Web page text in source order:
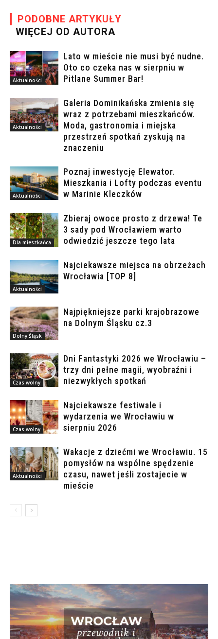
PODOBNE ARTYKUŁY
WIĘCEJ OD AUTORA
Aktualności
Lato w mieście nie musi być nudne.
Oto co czeka nas w sierpniu w
Pitlane Summer Bar!
Aktualności
Galeria Dominikańska zmienia się
wraz z potrzebami mieszkańców.
Moda, gastronomia i miejska
przestrzeń spotkań zyskują na
znaczeniu
Aktualności
Poznaj inwestycję Elewator.
Mieszkania i Lofty podczas eventu
w Marinie Kleczków
Dla mieszkańca
Zbieraj owoce prosto z drzewa! Te
3 sady pod Wrocławiem warto
odwiedzić jeszcze tego lata
Aktualności
Najciekawsze miejsca na obrzeżach
Wrocławia [TOP 8]
Dolny Śląsk
Najpiękniejsze parki krajobrazowe
na Dolnym Śląsku cz.3
Czas wolny
Dni Fantastyki 2026 we Wrocławiu –
trzy dni pełne magii, wyobraźni i
niezwykłych spotkań
Czas wolny
Najciekawsze festiwale i
wydarzenia we Wrocławiu w
sierpniu 2026
Aktualności
Wakacje z dziećmi we Wrocławiu. 15
pomysłów na wspólne spędzenie
czasu, nawet jeśli zostajecie w
mieście